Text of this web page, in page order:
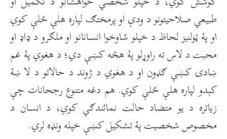
طبيعي صلاحيتونو د ودې او پرمختګ لپاره هلې ځلې کوي
او پۀ ټولنيز لحاظ د خپلو شاوخوا انسانانو او ملګرو د ډاډ او
محبت د لاس ته راوړلو پۀ هڅه کښې دي؛ د هغوي پۀ غم
ښادۍ کښې ګډون او د هغوي د ژوند د حالاتو د لا ښۀ
کېدو لپاره هلې ځلې کوي. هم دغه متنوع رجحانات چې
زياتره د يو متضاد حالت نمائندګي کوي، د انسان د
مخصوص شخصيت پۀ تشکيل کښې خپله ونډه لري.